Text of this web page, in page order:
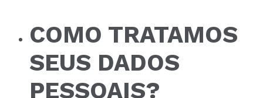
COMO TRATAMOS
SEUS DADOS
PESSOAIS?